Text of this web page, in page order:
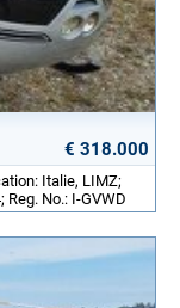
€ 318.000
Italie, LIMZ;
No.: I-GVWD